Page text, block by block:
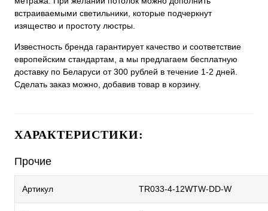
встраиваемыми светильники, которые подчеркнут
изящество и простоту люстры.
Известность бренда гарантирует качество и соответствие
европейским стандартам, а мы предлагаем бесплатную
доставку по Беларуси от 300 рублей в течение 1-2 дней.
Сделать заказ можно, добавив товар в корзину.
ХАРАКТЕРИСТИКИ:
Прочие
Артикул TR033-4-12WTW-DD-W